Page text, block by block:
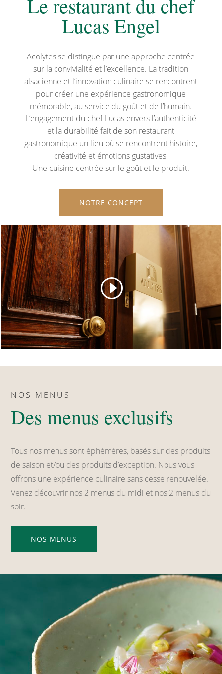
Le restaurant du chef
Lucas Engel
Acolytes se distingue par une approche centrée
sur la convivialité et l’excellence. La tradition
alsacienne et l’innovation culinaire se rencontrent
pour créer une expérience gastronomique
mémorable, au service du goût et de l’humain.
L’engagement du chef Lucas envers l’authenticité
et la durabilité fait de son restaurant
gastronomique un lieu où se rencontrent histoire,
créativité et émotions gustatives.
Une cuisine centrée sur le goût et le produit.
NOTRE CONCEPT
NOS MENUS
Des menus exclusifs
Tous nos menus sont éphémères, basés sur des produits
de saison et/ou des produits d’exception. Nous vous
offrons une expérience culinaire sans cesse renouvelée.
Venez découvrir nos 2 menus du midi et nos 2 menus du
soir.
NOS MENUS